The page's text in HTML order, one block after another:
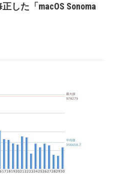
した「macOS Sonoma